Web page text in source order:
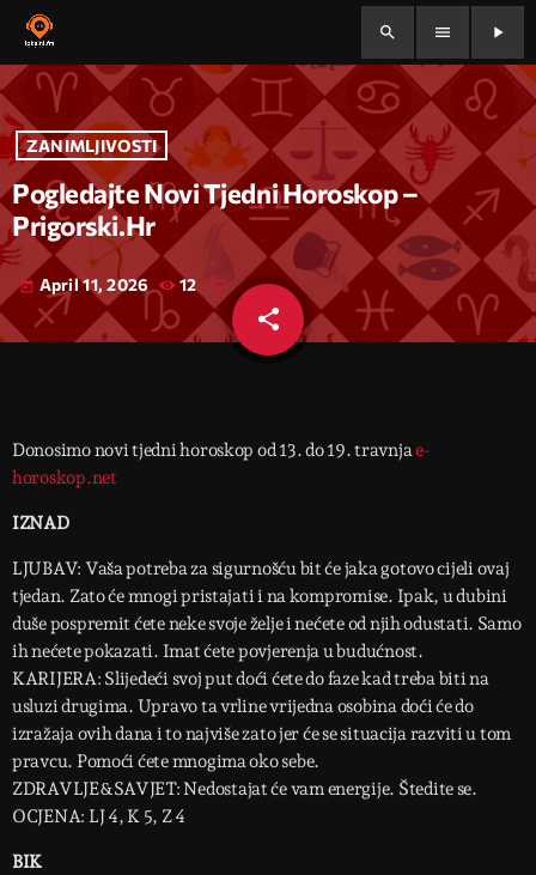
search menu play_arrow
ZANIMLJIVOSTI
Pogledajte Novi Tjedni Horoskop –
Prigorski.hr
today April 11, 2026 12
share
email
Donosimo novi tjedni horoskop od 13. do 19. travnjae-
horoskop.net
IZNAD
LJUBAV: Vaša potreba za sigurnošću bit će jaka gotovo cijeli ovaj
tjedan. Zato će mnogi pristajati i na kompromise. Ipak, u dubini
duše pospremit ćete neke svoje želje i nećete od njih odustati. Samo
ih nećete pokazati. Imat ćete povjerenja u budućnost.
KARIJERA: Slijedeći svoj put doći ćete do faze kad treba biti na
usluzi drugima. Upravo ta vrline vrijedna osobina doći će do
izražaja ovih dana i to najviše zato jer će se situacija razviti u tom
pravcu. Pomoći ćete mnogima oko sebe.
ZDRAVLJE&SAVJET: Nedostajat će vam energije. Štedite se.
OCJENA: LJ 4, K 5, Z 4
BIK